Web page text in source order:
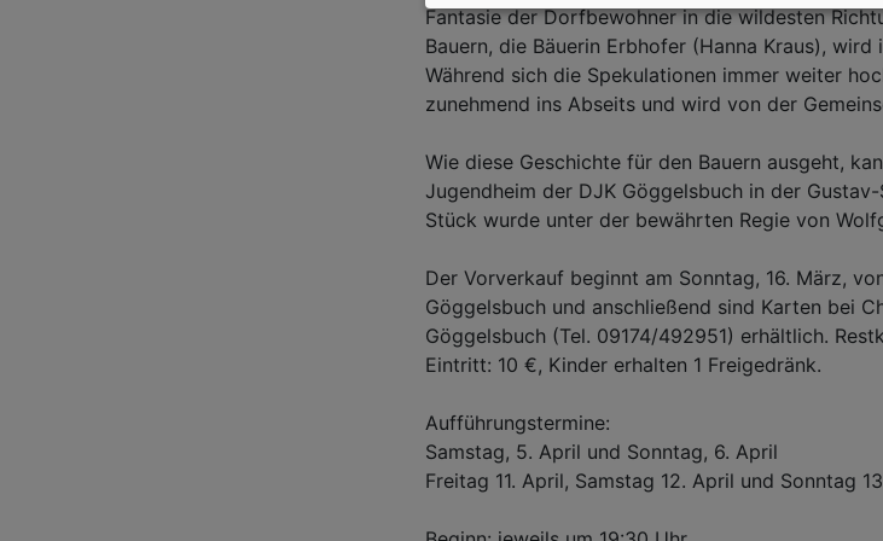
Fantasie der Dorfbewohner in die wildesten
Bauern, die Bäuerin Erbhofer (Hanna Kraus), wird
Während sich die Spekulationen immer weiter
zunehmend ins Abseits und wird von der
Wie diese Geschichte für den Bauern ausgeht,
Jugendheim der DJK Göggelsbuch in der
Stück wurde unter der bewährten Regie von
Der Vorverkauf beginnt am Sonntag, 16. März,
Göggelsbuch und anschließend sind Karten bei
Göggelsbuch (Tel. 09174/492951) erhältlich.
Eintritt: 10 €, Kinder erhalten 1 Freigedränk.
Aufführungstermine:
Samstag, 5. April und Sonntag, 6. April
Freitag 11. April, Samstag 12. April und Sonntag